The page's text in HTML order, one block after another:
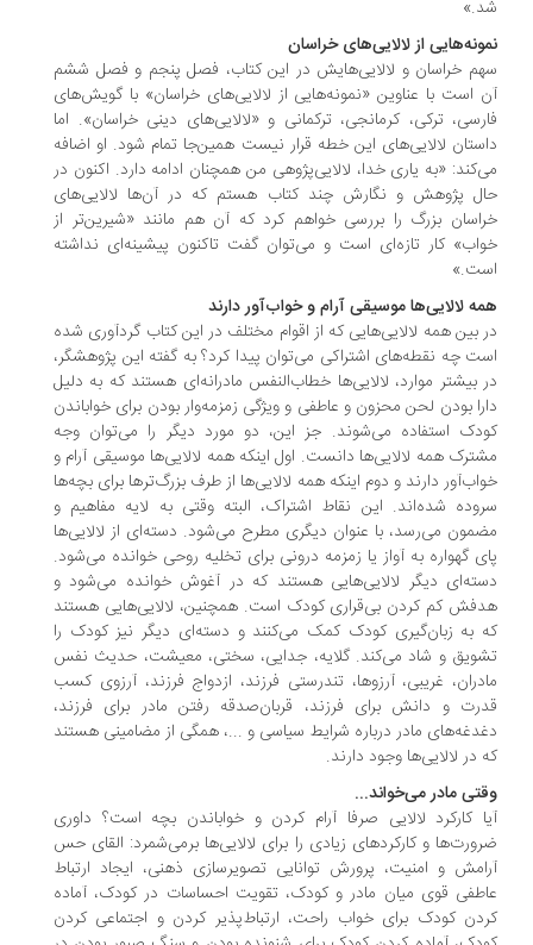
از لالایی‌های خراسان
خراسان و لالایی‌هایش در این کتاب، فصل پنجم و فصل ششم
است با عناوین «نمونه‌هایی از لالایی‌های خراسان» با گویش‌های
ترکی، کرمانجی، ترکمانی و «لالایی‌های دینی خراسان». اما
لالایی‌های این خطه قرار نیست همین‌جا تمام شود. او اضافه
«به یاری خدا، لالایی‌پژوهی من همچنان ادامه دارد. اکنون در
پژوهش و نگارش چند کتاب هستم که در آن‌ها لالایی‌های
بزرگ را بررسی خواهم کرد که آن هم مانند «شیرین‌تر از
کار تازه‌ای است و می‌توان گفت تاکنون پیشینه‌ای نداشته
لالایی‌ها موسیقی آرام و خواب‌آور دارند
بین همه لالایی‌هایی که از اقوام مختلف در این کتاب گردآوری شده
چه نقطه‌های اشتراکی می‌توان پیدا کرد؟ به گفته این پژوهشگر،
بیشتر موارد، لالایی‌ها خطاب‌النفس مادرانه‌ای هستند که به دلیل
بودن لحن محزون و عاطفی و ویژگی زمزمه‌وار بودن برای خواباندن
استفاده می‌شوند. جز این، دو مورد دیگر را می‌توان وجه
همه لالایی‌ها دانست. اول اینکه همه لالایی‌ها موسیقی آرام و
دارند و دوم اینکه همه لالایی‌ها از طرف بزرگ‌ترها برای بچه‌ها
شده‌اند. این نقاط اشتراک، البته وقتی به لایه مفاهیم و
می‌رسد، با عنوان دیگری مطرح می‌شود. دسته‌ای از لالایی‌ها
گهواره به آواز یا زمزمه درونی برای تخلیه روحی خوانده می‌شود.
دیگر لالایی‌هایی هستند که در آغوش خوانده می‌شود و
کم کردن بی‌قراری کودک است. همچنین، لالایی‌هایی هستند
به زبان‌گیری کودک کمک می‌کنند و دسته‌ای دیگر نیز کودک را
و شاد می‌کند. گلایه، جدایی، سختی، معیشت، حدیث نفس
غریبی، آرزوها، تندرستی فرزند، ازدواج فرزند، آرزوی کسب
و دانش برای فرزند، قربان‌صدقه رفتن مادر برای فرزند،
مادر درباره شرایط سیاسی و ...، همگی از مضامینی هستند
در لالایی‌ها وجود دارند.
مادر می‌خواند...
کارکرد لالایی صرفا آرام کردن و خواباندن بچه است؟ داوری
و کارکردهای زیادی را برای لالایی‌ها برمی‌شمرد: القای حس
و امنیت، پرورش توانایی تصویرسازی ذهنی، ایجاد ارتباط
قوی میان مادر و کودک، تقویت احساسات در کودک، آماده
کودک برای خواب راحت، ارتباط‌پذیر کردن و اجتماعی کردن